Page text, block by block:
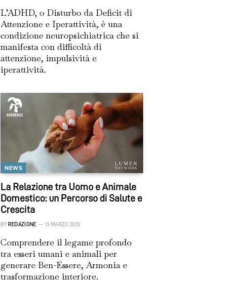
L’ADHD, o Disturbo da Deficit di
Attenzione e Iperattività, è una
condizione neuropsichiatrica che si
manifesta con difficoltà di
attenzione, impulsività e
iperattività.
NEWS
La Relazione tra Uomo e Animale
Domestico: un Percorso di Salute e
Crescita
BY REDAZIONE 13 MARZO 2025
Comprendere il legame profondo
tra esseri umani e animali per
generare Ben-Essere, Armonia e
trasformazione interiore.